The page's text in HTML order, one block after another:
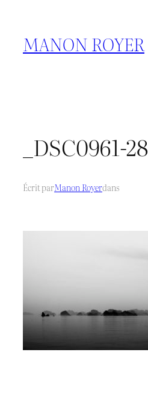
contenuMANON ROYER
_DSC0961-28
Écrit parManon Royerdans